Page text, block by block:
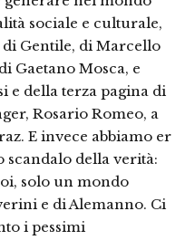
sociale e culturale,
Gentile, di Marcello
Gaetano Mosca, e
e della terza pagina di
Rosario Romeo, a
E invece abbiamo er
scandalo della verità:
solo un mondo
e di Alemanno. Ci
i pessimi